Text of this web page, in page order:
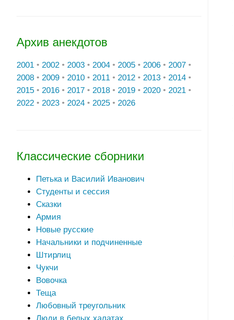
Архив анекдотов
2001 • 2002 • 2003 • 2004 • 2005 • 2006 • 2007 •
2008 • 2009 • 2010 • 2011 • 2012 • 2013 • 2014 •
2015 • 2016 • 2017 • 2018 • 2019 • 2020 • 2021 •
2022 • 2023 • 2024 • 2025 • 2026
Классические сборники
Петька и Василий Иванович
Студенты и сессия
Сказки
Армия
Новые русские
Начальники и подчиненные
Штирлиц
Чукчи
Вовочка
Теща
Любовный треугольник